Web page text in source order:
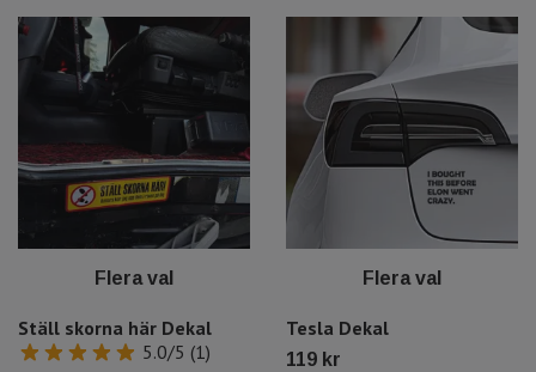
Flera val
Ställ skorna här Dekal
5.0/5 (1)
Flera val
Tesla Dekal
119 kr